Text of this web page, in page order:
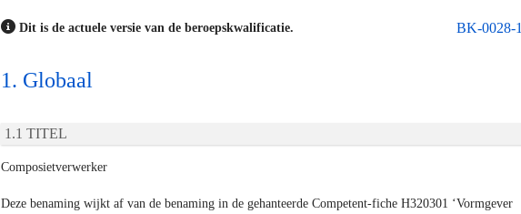
BK-0028-1
Dit is de actuele versie van de beroepskwalificatie.
Globaal
TITEL
Composietverwerker
Deze benaming wijkt af van de benaming in de gehanteerde Competent-fiche H320301 ‘Vormgever